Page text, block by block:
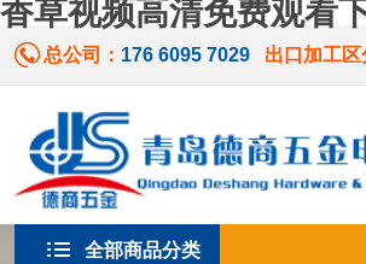
香草视频高清免费观看
总公司： 176 6095 7029 出口加工区分
全部商品分类